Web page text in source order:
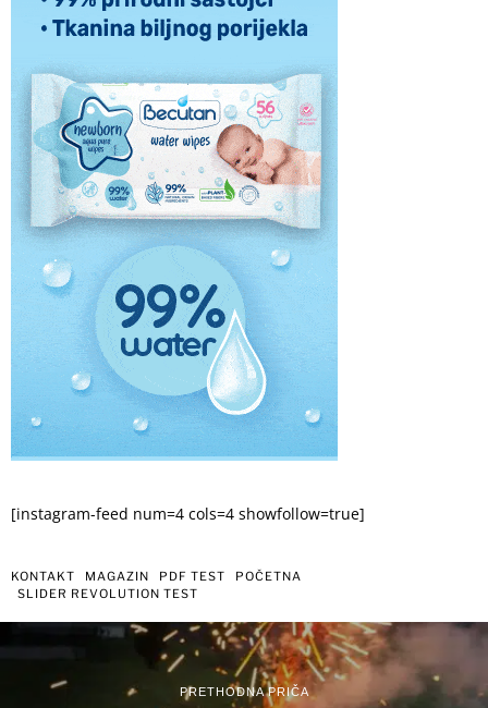
[instagram-feed num=4 cols=4 showfollow=true]
KONTAKT MAGAZIN PDF TEST
POČETNA
SLIDER REVOLUTION TEST
PRETHODNA PRIČA